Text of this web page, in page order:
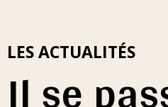
LES ACTUALITÉS